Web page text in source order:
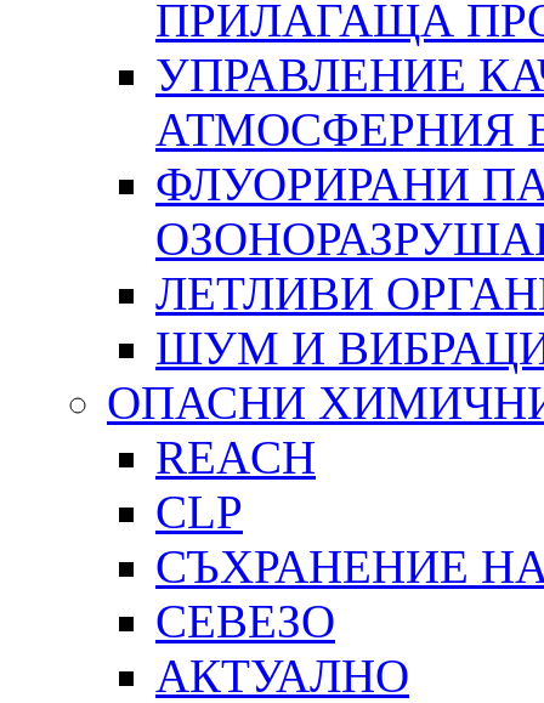
ПРИЛАГАЩА
УПРАВЛЕНИЕ
АТМОСФЕРНИЯ
ФЛУОРИРАНИ
ЛЕТЛИВИ
ШУМ И
ОПАСНИ
REACH
CLP
СЪХРАНЕНИЕ
СЕВЕЗО
АКТУАЛНО